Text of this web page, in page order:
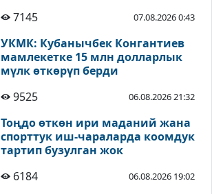
7145
07.08.2026 0:43
УКМК: Кубанычбек Конгантиев
мамлекетке 15 млн долларлык
мүлк өткөрүп берди
9525
06.08.2026 21:32
Тоңдо өткөн ири маданий жана
спорттук иш-чараларда коомдук
тартип бузулган жок
6184
06.08.2026 19:02